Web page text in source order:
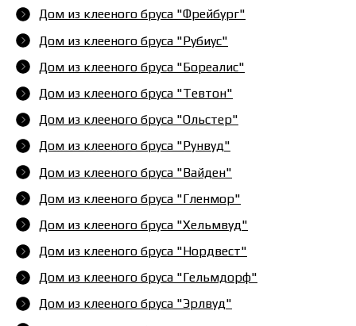
Дом из клееного бруса "Фрейбург"
Дом из клееного бруса "Рубиус"
Дом из клееного бруса "Бореалис"
Дом из клееного бруса "Тевтон"
Дом из клееного бруса "Ольстер"
Дом из клееного бруса "Рунвуд"
Дом из клееного бруса "Вайден"
Дом из клееного бруса "Гленмор"
Дом из клееного бруса "Хельмвуд"
Дом из клееного бруса "Нордвест"
Дом из клееного бруса "Гельмдорф"
Дом из клееного бруса "Эрлвуд"